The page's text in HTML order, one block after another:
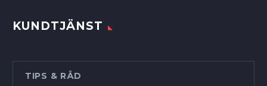
KUNDTJÄNST
TIPS & RÅD